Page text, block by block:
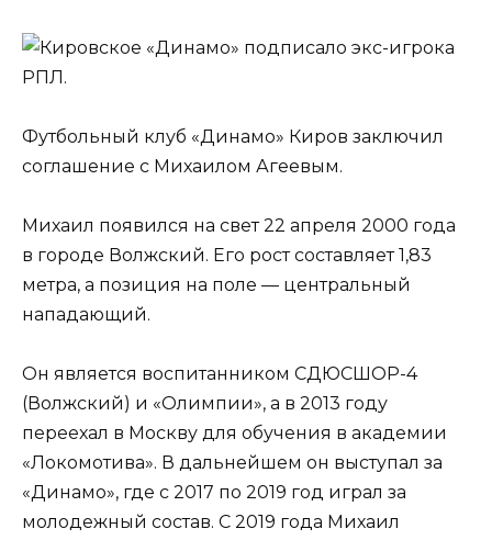
Футбольный клуб «Динамо» Киров заключил
соглашение с Михаилом Агеевым.
Михаил появился на свет 22 апреля 2000 года
в городе Волжский. Его рост составляет 1,83
метра, а позиция на поле — центральный
нападающий.
Он является воспитанником СДЮСШОР-4
(Волжский) и «Олимпии», а в 2013 году
переехал в Москву для обучения в академии
«Локомотива». В дальнейшем он выступал за
«Динамо», где с 2017 по 2019 год играл за
молодежный состав. С 2019 года Михаил